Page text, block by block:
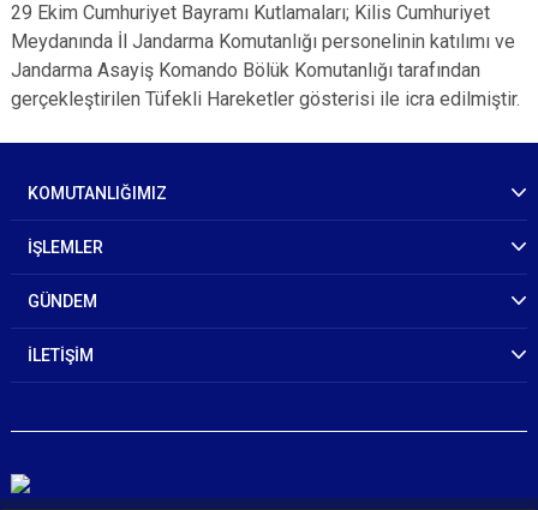
29 Ekim Cumhuriyet Bayramı Kutlamaları; Kilis Cumhuriyet
Meydanında İl Jandarma Komutanlığı personelinin katılımı ve
Jandarma Asayiş Komando Bölük Komutanlığı tarafından
gerçekleştirilen Tüfekli Hareketler gösterisi ile icra edilmiştir.
KOMUTANLIĞIMIZ
İŞLEMLER
GÜNDEM
İLETİŞİM